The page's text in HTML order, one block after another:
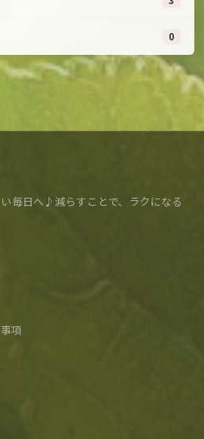
0
毎日へ♪減らすことで、ラクになる
項